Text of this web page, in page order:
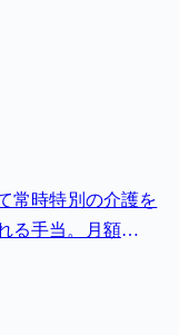
常時特別の介護を
る手当。月額